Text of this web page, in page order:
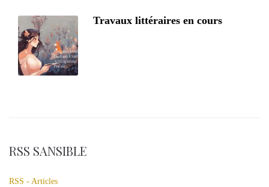
Travaux littéraires en cours
RSS SANSIBLE
RSS - Articles